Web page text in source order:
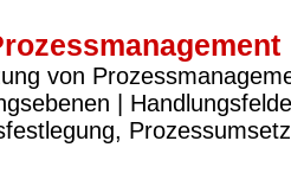
von
|